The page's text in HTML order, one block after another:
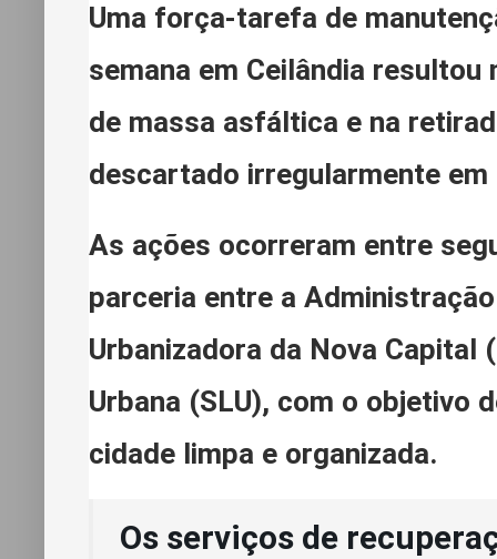
Uma força-tarefa de
semana em Ceilândia
de massa asfáltica e na
descartado irregularmente
As ações ocorreram entre
parceria entre a
Urbanizadora da Nova Capital
Urbana (SLU), com o objetivo
cidade limpa e organizada.
Os serviços de